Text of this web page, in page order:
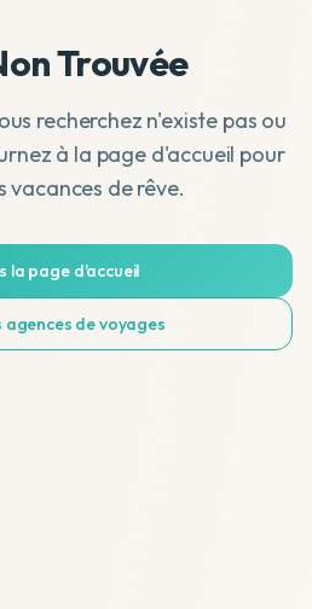
Trouvée
recherchez n'existe pas ou
à la page d'accueil pour
vacances de rêve.
la page d'accueil
agences de voyages